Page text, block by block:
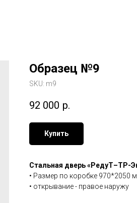
Образец №9
SKU: m9
92 000 р.
Купить
Стальная дверь «РедуТ–ТР-
• Размер по коробке 970*2050
• открывание - правое наружу